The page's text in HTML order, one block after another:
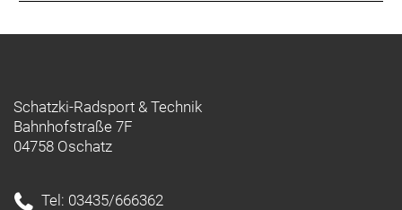
Schatzki-Radsport & Technik
Bahnhofstraße 7F
04758 Oschatz
Tel: 03435/666362